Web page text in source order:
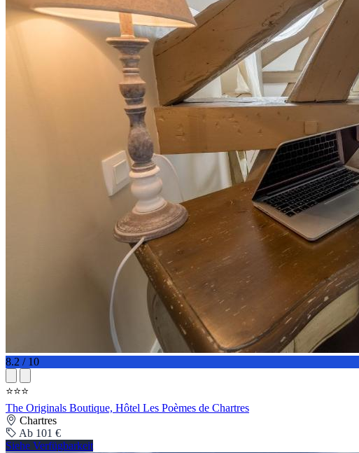
8.2 / 10
⭐⭐⭐
The Originals Boutique, Hôtel Les Poèmes de Chartres
Chartres
Ab 101 €
Siehe Verfügbarkeit